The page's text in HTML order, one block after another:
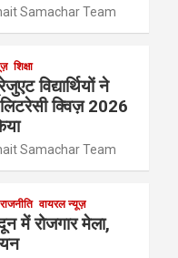
Samachar Team
शिक्षा
विद्यार्थियों ने
क्विज़ 2026
Samachar Team
राजनीति वायरल न्यूज़
में रोजगार मेला,